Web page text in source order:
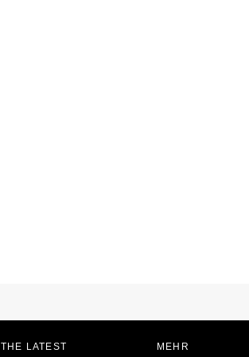
THE LATEST MEHR